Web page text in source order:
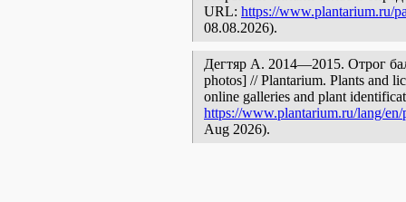
URL: https://www.plantarium.ru/
08.08.2026).
Дегтяр А. 2014—2015. Отрог
photos] // Plantarium. Plants and
online galleries and plant
https://www.plantarium.ru/lang/
Aug 2026).